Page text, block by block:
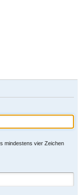
mindestens vier Zeichen